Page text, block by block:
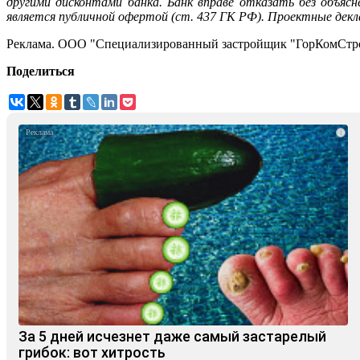
является публичной офертой (ст. 437 ГК РФ). Проектные
Реклама. ООО "Специализированный застройщик
Поделиться
i
За 5 дней исчезнет даже самый застарелый
грибок: вот хитрость